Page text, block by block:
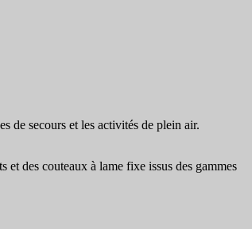
de secours et les activités de plein air.
des couteaux à lame fixe issus des gammes